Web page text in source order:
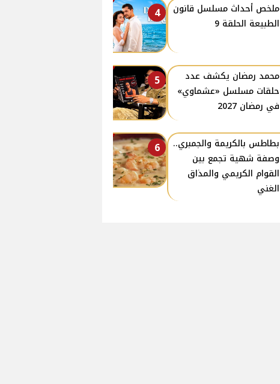
4
ملخص أحداث مسلسل قانون
الطبيعة الحلقة 9
5
محمد رمضان يكشف عدد
حلقات مسلسل «عشماوي»
في رمضان 2027
6
بطاطس بالكريمة والجمبري..
وصفة شهية تجمع بين
القوام الكريمي والمذاق
الغني